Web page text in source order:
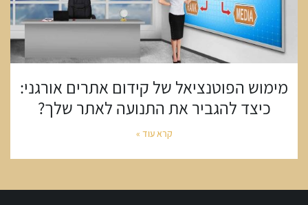
מימוש הפוטנציאל של קידום אתרים אורגני:
כיצד להגביר את התנועה לאתר שלך?
קרא עוד »